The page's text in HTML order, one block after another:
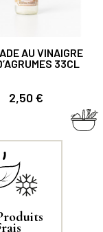
AU VINAIGRE
33CL
Prix
2,50 €